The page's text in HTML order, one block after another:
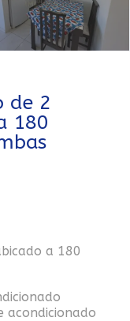
de 2
180
a 180
acondicionado